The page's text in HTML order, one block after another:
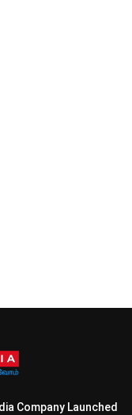
Company Launched